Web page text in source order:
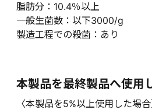
脂肪分：10.4％以上
一般生菌数：以下3000/g
製造工程での殺菌：あり
本製品を最終製品へ使用
〈本製品を5%以上使用した場合